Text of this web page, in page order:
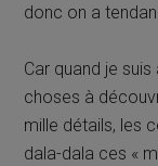
donc on a
Car quand je
choses à
mille détails, les
dala-dala ces «